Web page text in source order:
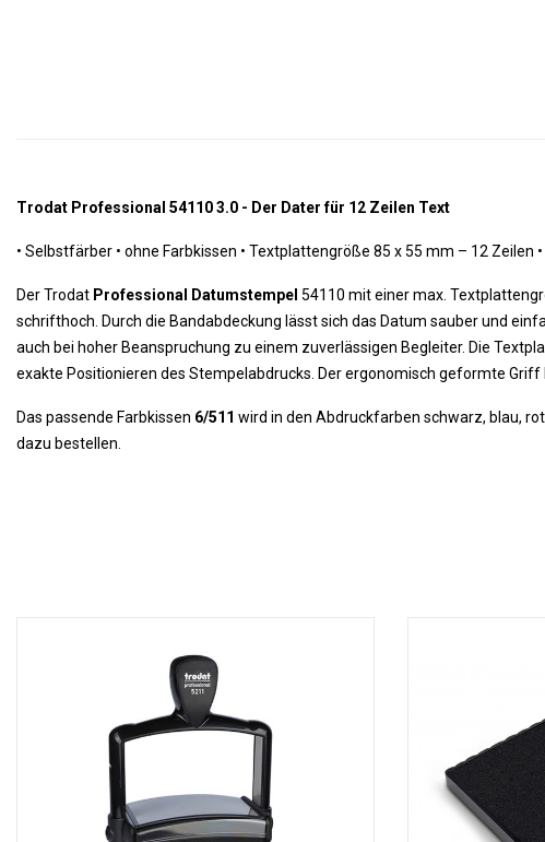
Trodat Professional 54110 3.0 - Der Dater für 12 Zeilen Text
• Selbstfärber • ohne Farbkissen • Textplattengröße 85 x 55 mm – 12 Zeilen •
Der Trodat Professional Datumstempel 54110 mit einer max.
schrifthoch. Durch die Bandabdeckung lässt sich das Datum sauber und
auch bei hoher Beanspruchung zu einem zuverlässigen Begleiter. Die
exakte Positionieren des Stempelabdrucks. Der ergonomisch geformte
Das passende Farbkissen 6/511 wird in den Abdruckfarben schwarz, blau,
dazu bestellen.